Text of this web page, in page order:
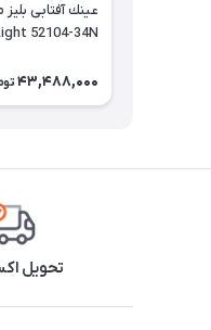
52104-34N
43,488,000
تحویل